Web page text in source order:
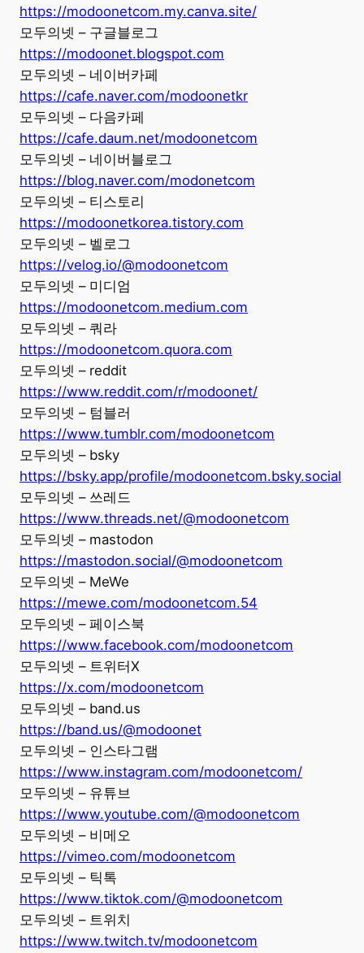
https://modoonetcom.my.canva.site/
모두의넷 – 구글블로그
https://modoonet.blogspot.com
모두의넷 – 네이버카페
https://cafe.naver.com/modoonetkr
모두의넷 – 다음카페
https://cafe.daum.net/modoonetcom
모두의넷 – 네이버블로그
https://blog.naver.com/modonetcom
모두의넷 – 티스토리
https://modoonetkorea.tistory.com
모두의넷 – 벨로그
https://velog.io/@modoonetcom
모두의넷 – 미디엄
https://modoonetcom.medium.com
모두의넷 – 쿼라
https://modoonetcom.quora.com
모두의넷 – reddit
https://www.reddit.com/r/modoonet/
모두의넷 – 텀블러
https://www.tumblr.com/modoonetcom
모두의넷 – bsky
https://bsky.app/profile/modoonetcom.bsky.social
모두의넷 – 쓰레드
https://www.threads.net/@modoonetcom
모두의넷 – mastodon
https://mastodon.social/@modoonetcom
모두의넷 – MeWe
https://mewe.com/modoonetcom.54
모두의넷 – 페이스북
https://www.facebook.com/modoonetcom
모두의넷 – 트위터X
https://x.com/modoonetcom
모두의넷 – band.us
https://band.us/@modoonet
모두의넷 – 인스타그램
https://www.instagram.com/modoonetcom/
모두의넷 – 유튜브
https://www.youtube.com/@modoonetcom
모두의넷 – 비메오
https://vimeo.com/modoonetcom
모두의넷 – 틱톡
https://www.tiktok.com/@modoonetcom
모두의넷 – 트위치
https://www.twitch.tv/modoonetcom